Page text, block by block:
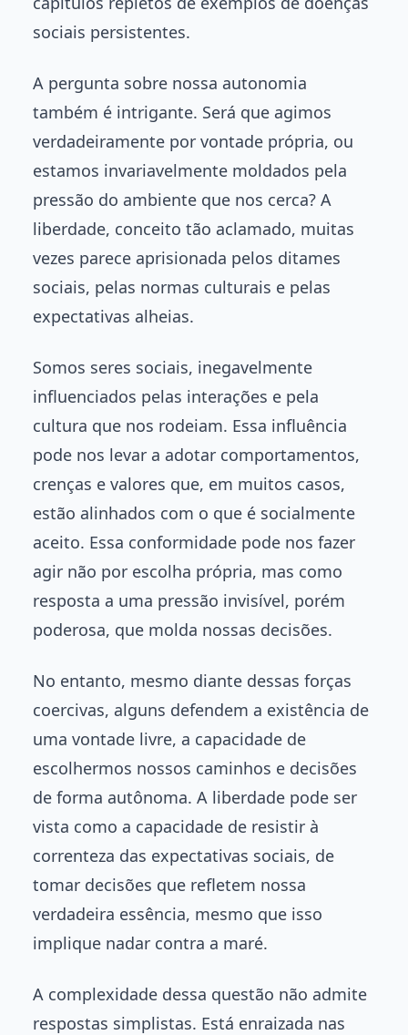
sociais persistentes.
A pergunta sobre nossa autonomia
também é intrigante. Será que agimos
verdadeiramente por vontade própria, ou
estamos invariavelmente moldados pela
pressão do ambiente que nos cerca? A
liberdade, conceito tão aclamado, muitas
vezes parece aprisionada pelos ditames
sociais, pelas normas culturais e pelas
expectativas alheias.
Somos seres sociais, inegavelmente
influenciados pelas interações e pela
cultura que nos rodeiam. Essa influência
pode nos levar a adotar comportamentos,
crenças e valores que, em muitos casos,
estão alinhados com o que é socialmente
aceito. Essa conformidade pode nos fazer
agir não por escolha própria, mas como
resposta a uma pressão invisível, porém
poderosa, que molda nossas decisões.
No entanto, mesmo diante dessas forças
coercivas, alguns defendem a existência de
uma vontade livre, a capacidade de
escolhermos nossos caminhos e decisões
de forma autônoma. A liberdade pode ser
vista como a capacidade de resistir à
correnteza das expectativas sociais, de
tomar decisões que refletem nossa
verdadeira essência, mesmo que isso
implique nadar contra a maré.
A complexidade dessa questão não admite
respostas simplistas. Está enraizada nas